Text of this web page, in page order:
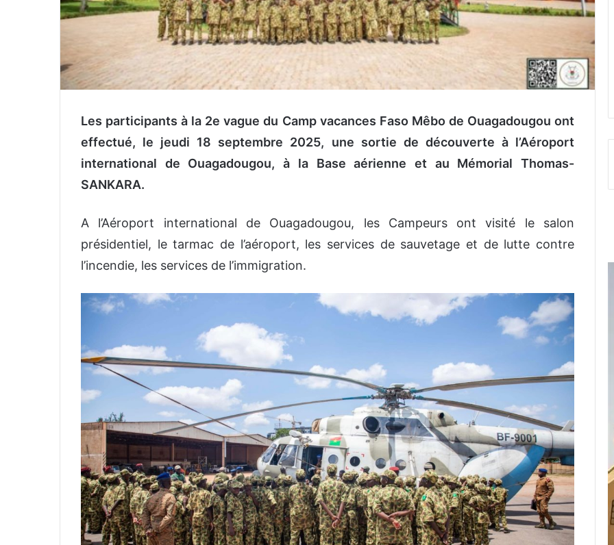
Les participants à la 2e vague du Camp vacances Faso Mêbo de Ouagadougou ont
effectué, le jeudi 18 septembre 2025, une sortie de découverte à l’Aéroport
international de Ouagadougou, à la Base aérienne et au Mémorial Thomas-
SANKARA.
A l’Aéroport international de Ouagadougou, les Campeurs ont visité le salon
présidentiel, le tarmac de l’aéroport, les services de sauvetage et de lutte contre
l’incendie, les services de l’immigration.